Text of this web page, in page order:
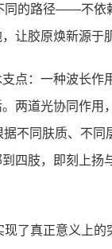
的路径——不依
让胶原焕新源于
点：一种波长
两道光协同作用
不同肤质、不
四肢，即刻上扬
了真正意义上